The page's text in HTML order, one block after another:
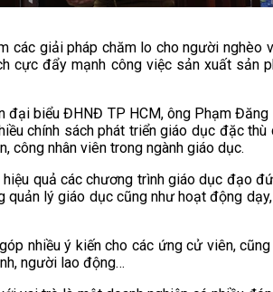
các giải pháp chăm lo cho người nghèo
cực đẩy mạnh công việc sản xuất sản
biểu ĐHNĐ TP HCM, ông Phạm
chính sách phát triển giáo dục đặc
công nhân viên trong ngành giáo dục.
quả các chương trình giáo dục đạo
quản lý giáo dục cũng như hoạt động
nhiều ý kiến cho các ứng cử viên,
người lao động…